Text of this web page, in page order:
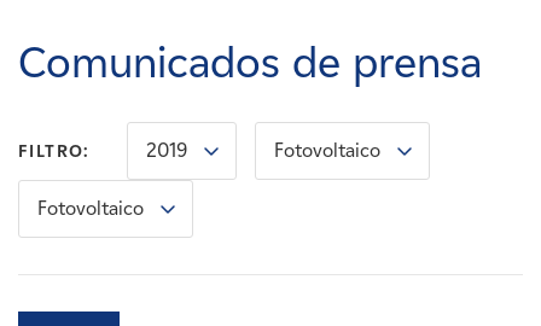
Carreras
Noticias
Contacte con
Comunicados de prensa
FILTRO: 2019 Fotovoltaico
Fotovoltaico